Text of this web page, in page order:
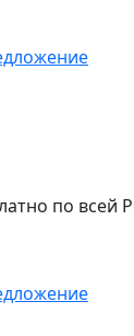
по всей